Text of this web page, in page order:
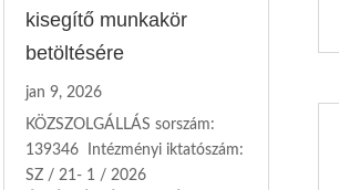
kisegítő munkakör
betöltésére
jan 9, 2026
KÖZSZOLGÁLLÁS sorszám:
139346 Intézményi iktatószám:
SZ / 21- 1 / 2026